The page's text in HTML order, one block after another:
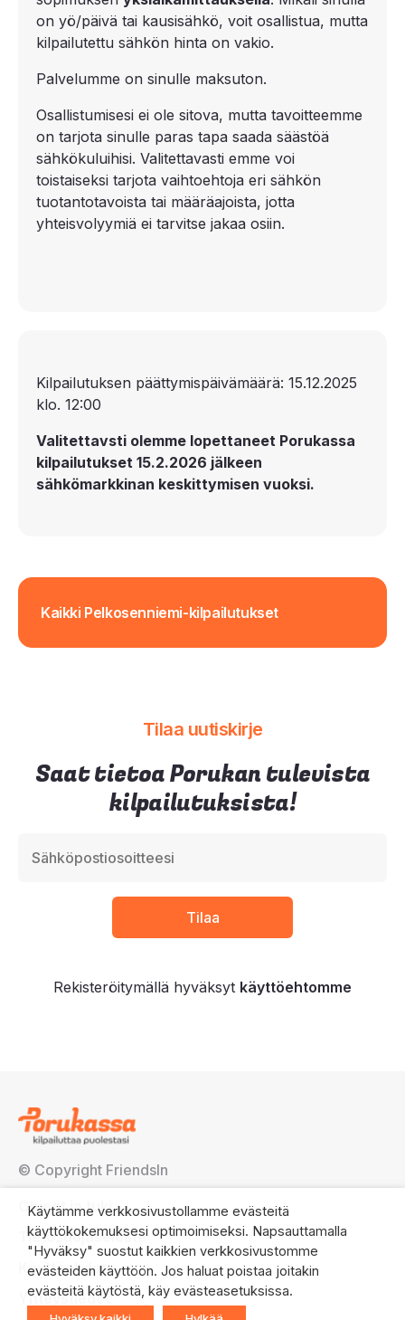
Kilpailutuksen päättymispäivämäärä: 15.12.2025
klo. 12:00
Valitettavsti olemme lopettaneet Porukassa
kilpailutukset 15.2.2026 jälkeen
sähkömarkkinan keskittymisen vuoksi.
on yö/päivä tai kausisähkö, voit osallistua, mutta
kilpailutettu sähkön hinta on vakio.
Palvelumme on sinulle maksuton.
Osallistumisesi ei ole sitova, mutta tavoitteemme
on tarjota sinulle paras tapa saada säästöä
sähkökuluihisi. Valitettavasti emme voi
toistaiseksi tarjota vaihtoehtoja eri sähkön
tuotantotavoista tai määräajoista, jotta
yhteisvolyymiä ei tarvitse jakaa osiin.
Kaikki Pelkosenniemi-kilpailutukset
Tilaa uutiskirje
Saat tietoa Porukan tulevista
kilpailutuksista!
Rekisteröitymällä hyväksyt käyttöehtomme
© Copyright FriendsIn
Ohjeet ja tuki
Tietosuojaseloste
Käyttöehdot
Yhteystiedot
Käytämme verkkosivustollamme evästeitä
käyttökokemuksesi optimoimiseksi. Napsauttamalla
"Hyväksy" suostut kaikkien verkkosivustomme
evästeiden käyttöön. Jos haluat poistaa joitakin
evästeitä käytöstä, käy evästeasetuksissa.